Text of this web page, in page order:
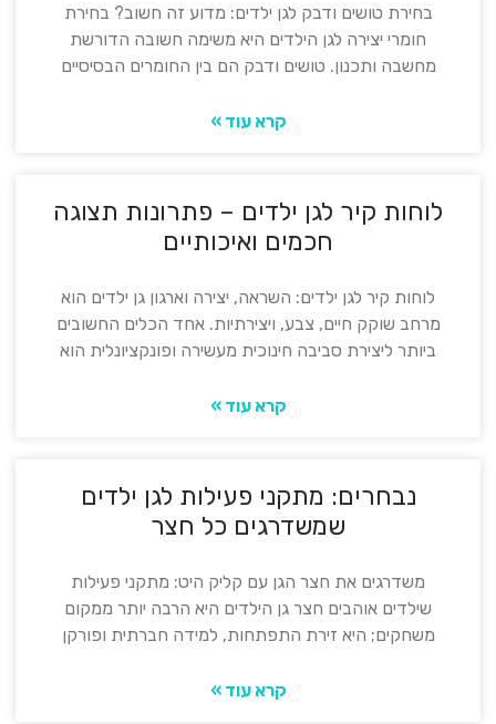
בחירת טושים ודבק לגן ילדים: מדוע זה חשוב? בחירת
חומרי יצירה לגן הילדים היא משימה חשובה הדורשת
מחשבה ותכנון. טושים ודבק הם בין החומרים הבסיסיים
קרא עוד »
לוחות קיר לגן ילדים – פתרונות תצוגה
חכמים ואיכותיים
לוחות קיר לגן ילדים: השראה, יצירה וארגון גן ילדים הוא
מרחב שוקק חיים, צבע, ויצירתיות. אחד הכלים החשובים
ביותר ליצירת סביבה חינוכית מעשירה ופונקציונלית הוא
קרא עוד »
נבחרים: מתקני פעילות לגן ילדים
שמשדרגים כל חצר
משדרגים את חצר הגן עם קליק היט: מתקני פעילות
שילדים אוהבים חצר גן הילדים היא הרבה יותר ממקום
משחקים; היא זירת התפתחות, למידה חברתית ופורקן
קרא עוד »